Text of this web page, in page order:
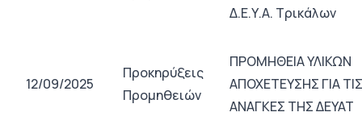
Δ.Ε.Υ.Α. Τρικάλων
12/09/2025
Προκηρύξεις
Προμηθειών
ΠΡΟΜΗΘΕΙΑ ΥΛΙΚΩΝ
ΑΠΟΧΕΤΕΥΣΗΣ ΓΙΑ ΤΙΣ
ΑΝΑΓΚΕΣ ΤΗΣ ΔΕΥΑΤ